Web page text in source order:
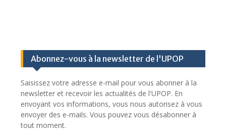
Abonnez-vous à la newsletter de l'UPOP
Saisissez votre adresse e-mail pour vous abonner à la
newsletter et recevoir les actualités de l'UPOP. En
envoyant vos informations, vous nous autorisez à vous
envoyer des e-mails. Vous pouvez vous désabonner à
tout moment.